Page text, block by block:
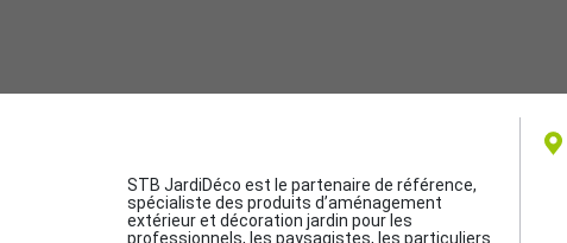
STB JardiDéco est le partenaire de référence,
spécialiste des produits d’aménagement
extérieur et décoration jardin pour les
professionnels, les paysagistes, les particuliers